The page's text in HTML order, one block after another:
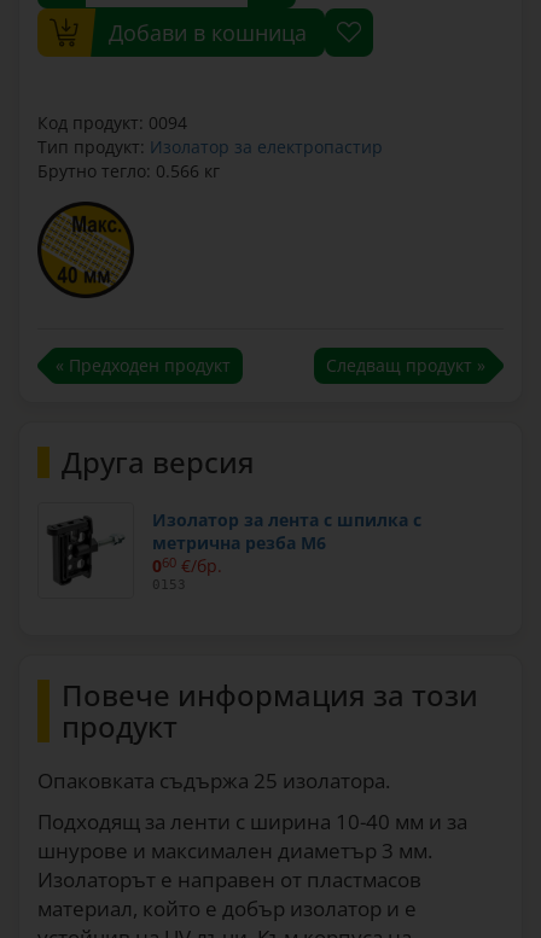
Добави в кошница
Код продукт: 0094
Тип продукт: Изолатор за електропастир
Брутно тегло: 0.566 кг
« Предходен продукт Следващ продукт »
Друга версия
Изолатор за лента с шпилка с
метрична резба M6
060 €/бр.
0153
Повече информация за този
продукт
Опаковката съдържа 25 изолатора.
Подходящ за ленти с ширина 10-40 мм и за
шнурове и максимален диаметър 3 мм.
Изолаторът е направен от пластмасов
материал, който е добър изолатор и е